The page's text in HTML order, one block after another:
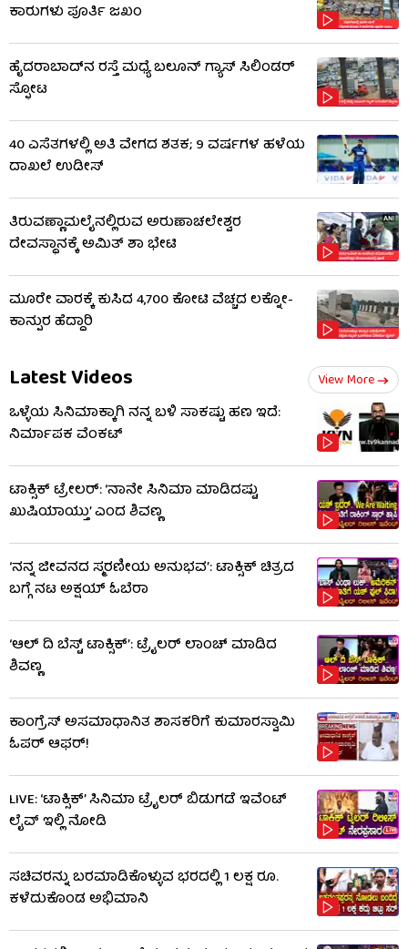
ಕಾರುಗಳು ಪೂರ್ತಿ ಜಖಂ
ಹೈದರಾಬಾದ್​ನ ರಸ್ತೆ ಮಧ್ಯೆ ಬಲೂನ್ ಗ್ಯಾಸ್ ಸಿಲಿಂಡರ್
ಸ್ಫೋಟ
40 ಎಸೆತಗಳಲ್ಲಿ ಅತಿ ವೇಗದ ಶತಕ; 9 ವರ್ಷಗಳ ಹಳೆಯ
ದಾಖಲೆ ಉಡೀಸ್
ತಿರುವಣ್ಣಾಮಲೈನಲ್ಲಿರುವ ಅರುಣಾಚಲೇಶ್ವರ
ದೇವಸ್ಥಾನಕ್ಕೆ ಅಮಿತ್ ಶಾ ಭೇಟಿ
ಮೂರೇ ವಾರಕ್ಕೆ ಕುಸಿದ 4,700 ಕೋಟಿ ವೆಚ್ಚದ ಲಕ್ನೋ-
ಕಾನ್ಪುರ ಹೆದ್ದಾರಿ
Latest Videos View More
ಒಳ್ಳೆಯ ಸಿನಿಮಾಕ್ಕಾಗಿ ನನ್ನ ಬಳಿ ಸಾಕಷ್ಟು ಹಣ ಇದೆ:
ನಿರ್ಮಾಪಕ ವೆಂಕಟ್
ಟಾಕ್ಸಿಕ್ ಟ್ರೇಲರ್​: ‘ನಾನೇ ಸಿನಿಮಾ ಮಾಡಿದಷ್ಟು
ಖುಷಿಯಾಯ್ತು’ ಎಂದ ಶಿವಣ್ಣ
‘ನನ್ನ ಜೀವನದ ಸ್ಮರಣೀಯ ಅನುಭವ’: ಟಾಕ್ಸಿಕ್ ಚಿತ್ರದ
ಬಗ್ಗೆ ನಟ ಅಕ್ಷಯ್ ಓಬೆರಾ
‘ಆಲ್​ ದಿ ಬೆಸ್ಟ್​ ಟಾಕ್ಸಿಕ್’: ಟ್ರೈಲರ್​ ಲಾಂಚ್ ಮಾಡಿದ
ಶಿವಣ್ಣ
ಕಾಂಗ್ರೆಸ್ ಅಸಮಾಧಾನಿತ ಶಾಸಕರಿಗೆ ಕುಮಾರಸ್ವಾಮಿ
ಓಪರ್ ಆಫರ್!
LIVE: ‘ಟಾಕ್ಸಿಕ್’ ಸಿನಿಮಾ ಟ್ರೈಲರ್ ಬಿಡುಗಡೆ ಇವೆಂಟ್
ಲೈವ್ ಇಲ್ಲಿ ನೋಡಿ
ಸಚಿವರನ್ನು ಬರಮಾಡಿಕೊಳ್ಳುವ ಭರದಲ್ಲಿ 1 ಲಕ್ಷ ರೂ.
ಕಳೆದುಕೊಂಡ ಅಭಿಮಾನಿ